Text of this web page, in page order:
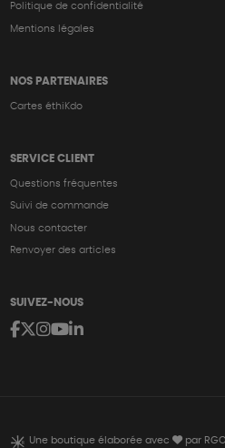
Politique de confidentialité
Mentions légales
NOS PARTENAIRES
Cartes éthiKdo
SERVICE CLIENT
Questions fréquentes
Suivi de commande
Nous contacter
Renvoyer des articles
SUIVEZ-NOUS
Une boutique élaborée avec par